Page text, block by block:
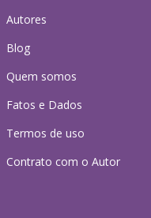
Autores
Blog
Quem somos
Fatos e Dados
Termos de uso
Contrato com o Autor